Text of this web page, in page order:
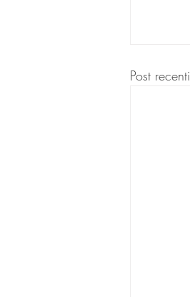
Post recenti